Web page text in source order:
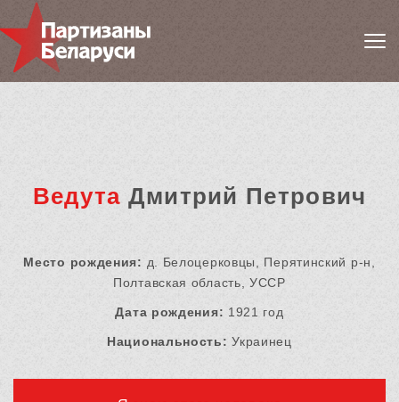
Ведута Дмитрий Петрович
Место рождения: д. Белоцерковцы, Перятинский р-н,
Полтавская область, УССР
Дата рождения: 1921 год
Национальность: Украинец